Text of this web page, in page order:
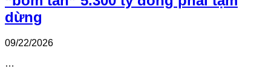
dừng
09/22/2026
…